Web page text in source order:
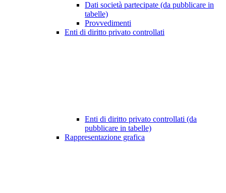
Dati società partecipate (da pubblicare in
tabelle)
Provvedimenti
Enti di diritto privato controllati
Enti di diritto privato controllati (da
pubblicare in tabelle)
Rappresentazione grafica